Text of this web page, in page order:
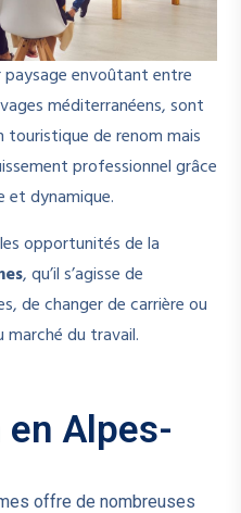
paysage envoûtant entre
méditerranéens, sont
de renom mais
professionnel grâce
et dynamique.
opportunités de la
, qu’il s’agisse de
de changer de carrière ou
marché du travail.
Alpes-
offre de nombreuses